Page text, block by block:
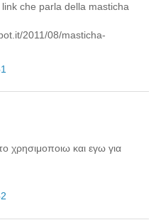
che parla della masticha
2011/08/masticha-
χρησιμοποιω και εγω για